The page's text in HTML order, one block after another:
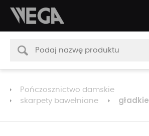
Pończosznictwo damskie
skarpety bawełniane
gładkie